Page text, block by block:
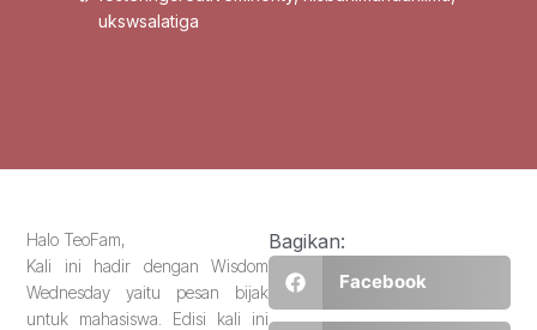
ukswsalatiga
Halo TeoFam,
Kali ini hadir dengan Wisdom
Wednesday yaitu pesan bijak
untuk mahasiswa. Edisi kali ini
Bagikan:
Facebook